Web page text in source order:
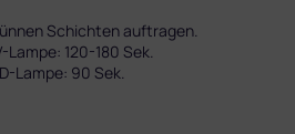
Schichten auftragen.
120-180 Sek.
Lampe: 90 Sek.